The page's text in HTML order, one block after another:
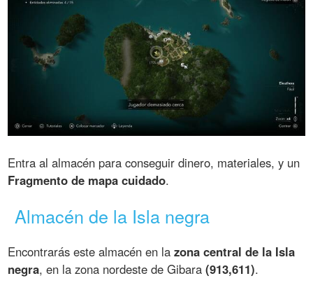
Entra al almacén para conseguir dinero, materiales, y un
Fragmento de mapa cuidado.
Almacén de la Isla negra
Encontrarás este almacén en lazona central de la Isla
negra, en la zona nordeste de Gibara(913,611).